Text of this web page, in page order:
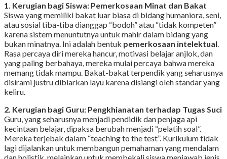
1. Kerugian bagi Siswa: Pemerkosaan Minat dan Bakat
Siswa yang memiliki bakat luar biasa di bidang humaniora, seni,
atau sosial tiba-tiba dianggap “bodoh” atau “tidak kompeten”
karena sistem menuntutnya untuk mahir dalam bidang yang
bukan minatnya. Ini adalah bentuk pemerkosaan intelektual.
Rasa percaya diri mereka hancur, motivasi belajar anjlok, dan
yang paling berbahaya, mereka mulai percaya bahwa mereka
memang tidak mampu. Bakat-bakat terpendik yang seharusnya
disirami justru dibiarkan layu karena disiangi oleh standar yang
keliru.
2. Kerugian bagi Guru: Pengkhianatan terhadap Tugas Suci
Guru, yang seharusnya menjadi pendidik dan penjaga api
kecintaan belajar, dipaksa berubah menjadi “pelatih soal”.
Mereka terjebak dalam “teaching to the test”. Kurikulum tidak
lagi dijalankan untuk membangun pemahaman yang mendalam